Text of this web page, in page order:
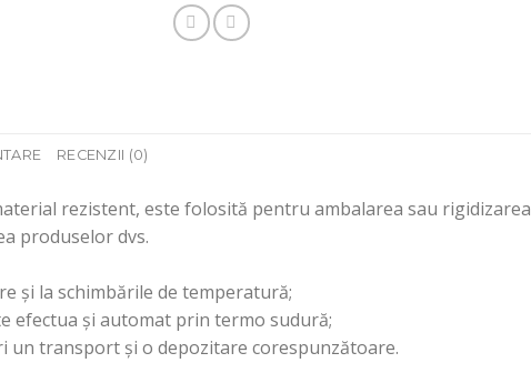
RECENZII (0)
rezistent, este folosită pentru ambalarea sau rigidizarea
produselor dvs.
și la schimbările de temperatură;
efectua și automat prin termo sudură;
un transport și o depozitare corespunzătoare.